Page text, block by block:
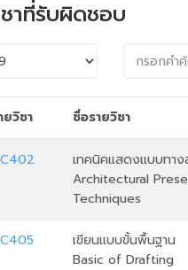
าที่รับผิดชอบ
ยวิชา ชื่อรายวิชา
เทคนิคแสดงแบบทา
Architectural
Techniques
เขียนแบบขั้นพื้นฐาน
Basic of Drafting